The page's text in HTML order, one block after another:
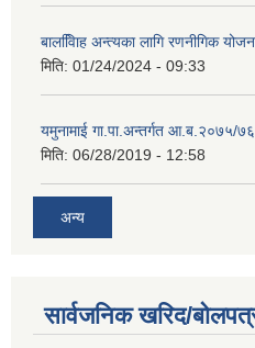
बालवििाह अन्त्यका लागि रणनीगिक
मिति: 01/24/2024 - 09:33
यमुनामाई गा.पा.अन्तर्गत आ.ब.२०७५/
मिति: 06/28/2019 - 12:58
अन्य
सार्वजनिक खरिद/